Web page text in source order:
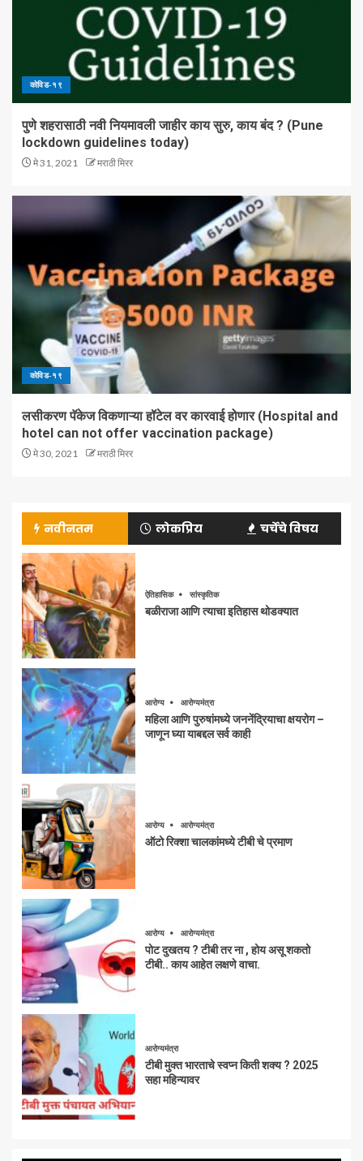
कोविड-१९
पुणे शहरासाठी नवी नियमावली जाहीर काय सुरु, काय बंद ? (Pune
lockdown guidelines today)
मे 31, 2021 मराठी मिरर
कोविड-१९
लसीकरण पॅकेज विकणाऱ्या हॉटेल वर कारवाई होणार (Hospital and
hotel can not offer vaccination package)
मे 30, 2021 मराठी मिरर
नवीनतम लोकप्रिय चर्चेचे विषय
ऐतिहासिक सांस्कृतिक
बळीराजा आणि त्याचा इतिहास थोडक्यात
आरोग्य आरोग्यमंत्रा
महिला आणि पुरुषांमध्ये जननेंद्रियाचा क्षयरोग –
जाणून घ्या याबद्दल सर्व काही
आरोग्य आरोग्यमंत्रा
ऑटो रिक्शा चालकांमध्ये टीबी चे प्रमाण
आरोग्य आरोग्यमंत्रा
पोट दुखतय ? टीबी तर ना , होय असू शकतो
टीबी.. काय आहेत लक्षणे वाचा.
आरोग्यमंत्रा
टीबी मुक्त भारताचे स्वप्न किती शक्य ? 2025
सहा महिन्यावर